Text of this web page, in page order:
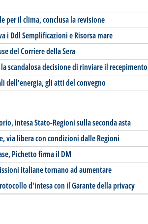
per il clima, conclusa la revisione
i Ddl Semplificazioni e Risorsa mare
del Corriere della Sera
la scandalosa decisione di rinviare il recepimento
dell'energia, gli atti del convegno
intesa Stato-Regioni sulla seconda asta
via libera con condizioni dalle Regioni
Pichetto firma il DM
italiane tornano ad aumentare
d'intesa con il Garante della privacy